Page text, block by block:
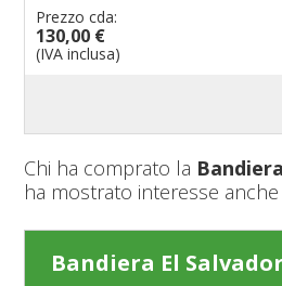
Prezzo cda:
130,00 €
(IVA inclusa)
Chi ha comprato la
ha mostrato interesse
Bandiera El Salvador